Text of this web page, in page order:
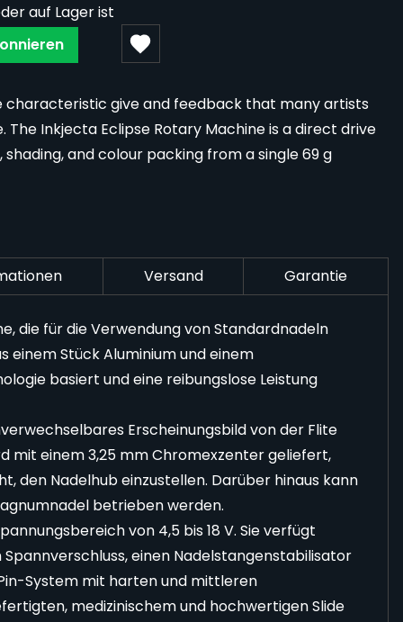
auf Lager ist
give and feedback that many artists
Inkjecta Eclipse Rotary Machine is a direct drive
and colour packing from a single 69 g
Versand Garantie
die für die Verwendung von Standardnadeln
einem Stück Aluminium und einem
basiert und eine reibungslose Leistung
Erscheinungsbild von der Flite
mit einem 3,25 mm Chromexzenter geliefert,
den Nadelhub einzustellen. Darüber hinaus kann
betrieben werden.
von 4,5 bis 18 V. Sie verfügt
einen Nadelstangenstabilisator
System mit harten und mittleren
medizinischem und hochwertigen Slide